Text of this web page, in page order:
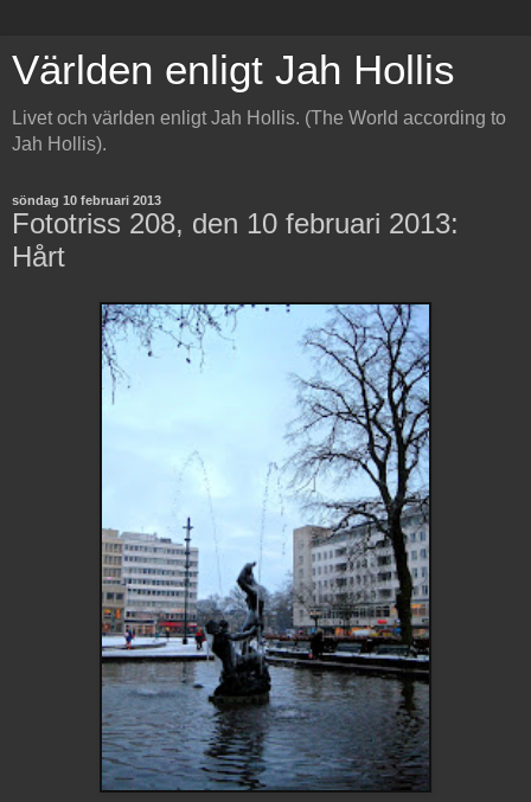
Världen enligt Jah Hollis
Livet och världen enligt Jah Hollis. (The World according to
Jah Hollis).
söndag 10 februari 2013
Fototriss 208, den 10 februari 2013:
Hårt